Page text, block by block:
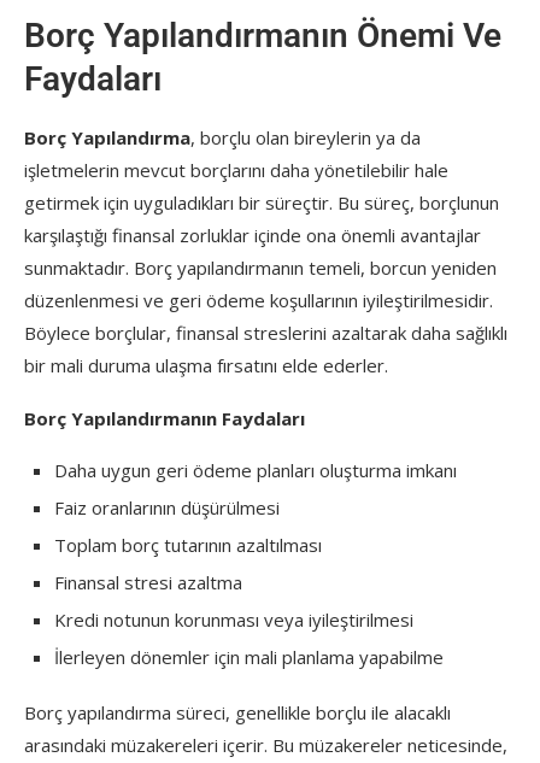
Borç Yapılandırmanın Önemi Ve
Faydaları
Borç Yapılandırma, borçlu olan bireylerin ya da
işletmelerin mevcut borçlarını daha yönetilebilir hale
getirmek için uyguladıkları bir süreçtir. Bu süreç, borçlunun
karşılaştığı finansal zorluklar içinde ona önemli avantajlar
sunmaktadır. Borç yapılandırmanın temeli, borcun yeniden
düzenlenmesi ve geri ödeme koşullarının iyileştirilmesidir.
Böylece borçlular, finansal streslerini azaltarak daha sağlıklı
bir mali duruma ulaşma fırsatını elde ederler.
Borç Yapılandırmanın Faydaları
Daha uygun geri ödeme planları oluşturma imkanı
Faiz oranlarının düşürülmesi
Toplam borç tutarının azaltılması
Finansal stresi azaltma
Kredi notunun korunması veya iyileştirilmesi
İlerleyen dönemler için mali planlama yapabilme
Borç yapılandırma süreci, genellikle borçlu ile alacaklı
arasındaki müzakereleri içerir. Bu müzakereler neticesinde,